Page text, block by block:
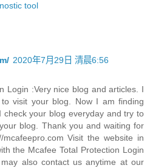
tool
2020年7月29日 清晨6:56
Login :Very nice blog and articles. I
visit your blog. Now I am finding
check your blog everyday and try to
blog. Thank you and waiting for
Visit the website in
the Mcafee Total Protection Login
also contact us anytime at our